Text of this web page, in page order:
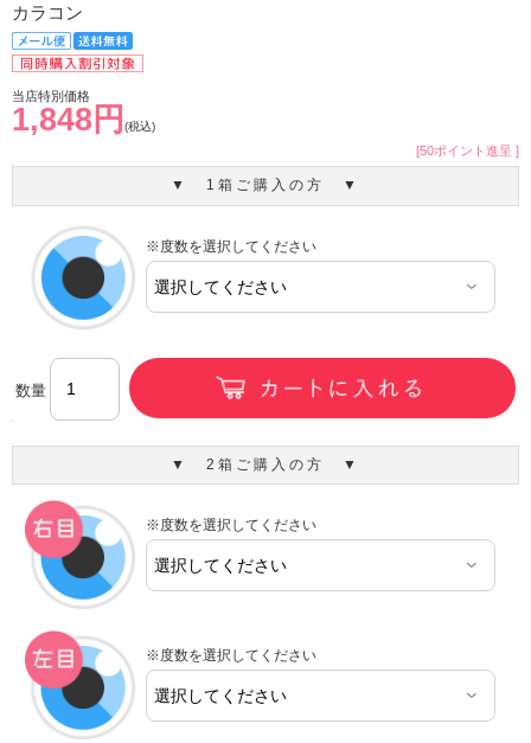
カラコン
当店特別価格
1,848円 (税込)
[50ポイント進呈 ]
▼ 1箱ご購入の方 ▼
※度数を選択してください
数量
▼ 2箱ご購入の方 ▼
※度数を選択してください
※度数を選択してください